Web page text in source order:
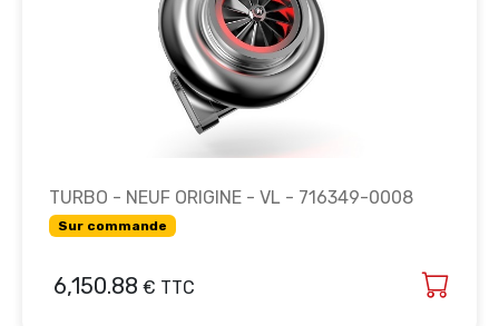
TURBO - NEUF ORIGINE - VL - 716349-0008
Sur commande
6,150.88 € TTC